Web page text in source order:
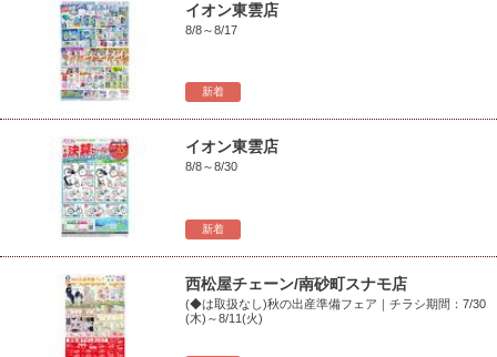
新着
イオン東雲店
8/8～8/17
新着
イオン東雲店
8/8～8/30
西松屋チェーン/南砂町スナモ店
(◆は取扱なし)秋の出産準備フェア｜チラシ期間：7/30
(木)～8/11(火)